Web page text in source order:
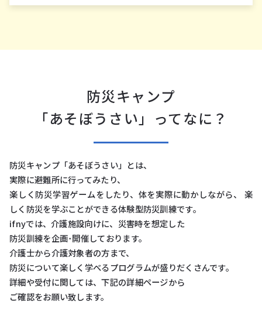
防災キャンプ
「あそぼうさい」ってなに？
防災キャンプ「あそぼうさい」とは、
実際に避難所に⾏ってみたり、
楽しく防災学習ゲームをしたり、体を実際に動かしながら、 楽
しく防災を学ぶことができる体験型防災訓練です。
ifnyでは、介護施設向けに、災害時を想定した
防災訓練を企画･開催しております。
介護⼠から介護対象者の⽅まで、
防災について楽しく学べるプログラムが盛りだくさんです。
詳細や受付に関しては、下記の詳細ページから
ご確認をお願い致します。